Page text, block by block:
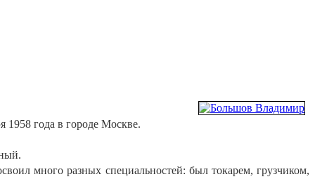
1958 года в городе Москве.
много разных специальностей: был токарем, грузчиком,